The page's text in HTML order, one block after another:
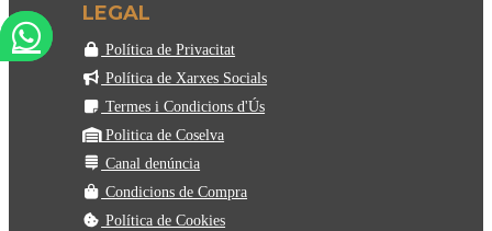
LEGAL
Política de Privacitat
Política de Xarxes Socials
Termes i Condicions d'Ús
Politica de Coselva
Canal denúncia
Condicions de Compra
Política de Cookies